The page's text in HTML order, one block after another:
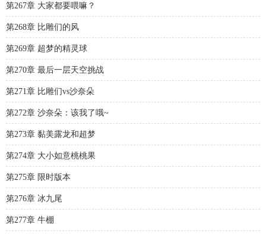
第267章 大家都要喂嘛？
第268章 比雕们的风
第269章 超梦的精灵球
第270章 最后一层天空挑战
第271章 比雕们vs沙奈朵
第272章 沙奈朵：该我了哦~
第273章 黏美露龙和超梦
第274章 大小如意桃桃果
第275章 限时版本
第276章 冰九尾
第277章 牛棚